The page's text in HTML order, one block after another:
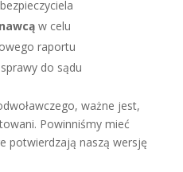
w celu
raportu
do sądu
ważne jest,
Powinniśmy mieć
potwierdzają naszą wersję